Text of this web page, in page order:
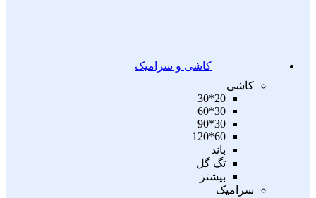
کاشی و سرامیک
کاشی
20*30
30*60
30*90
60*120
باند
تگ گل
بیشتر
سرامیک